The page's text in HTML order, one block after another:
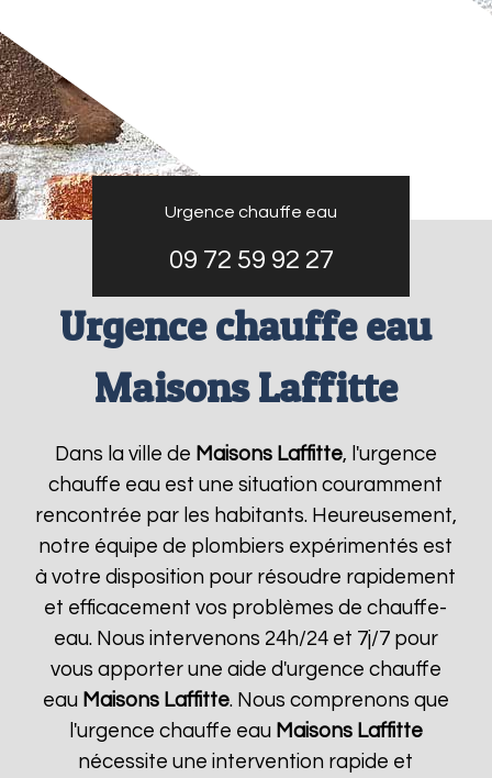
Urgence chauffe eau
09 72 59 92 27
Urgence chauffe eau
Maisons Laffitte
Dans la ville de Maisons Laffitte, l'urgence
chauffe eau est une situation couramment
rencontrée par les habitants. Heureusement,
notre équipe de plombiers expérimentés est
à votre disposition pour résoudre rapidement
et efficacement vos problèmes de chauffe-
eau. Nous intervenons 24h/24 et 7j/7 pour
vous apporter une aide d'urgence chauffe
eau Maisons Laffitte. Nous comprenons que
l'urgence chauffe eau Maisons Laffitte
nécessite une intervention rapide et